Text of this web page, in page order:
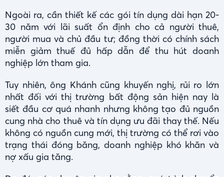
Ngoài ra, cần thiết kế các gói tín dụng dài hạn 20-
30 năm với lãi suất ổn định cho cả người thuê,
người mua và chủ đầu tư; đồng thời có chính sách
miễn giảm thuế đủ hấp dẫn để thu hút doanh
nghiệp lớn tham gia.
Tuy nhiên, ông Khánh cũng khuyến nghị, rủi ro lớn
nhất đối với thị trường bất động sản hiện nay là
siết đầu cơ quá nhanh nhưng không tạo đủ nguồn
cung nhà cho thuê và tín dụng ưu đãi thay thế. Nếu
không có nguồn cung mới, thị trường có thể rơi vào
trạng thái đóng băng, doanh nghiệp khó khăn và
nợ xấu gia tăng.